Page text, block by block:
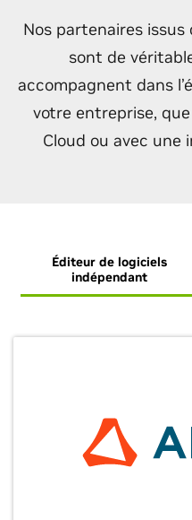
Nos partenaires issus
sont de
accompagnent dans
votre entreprise,
Cloud ou avec
Éditeur de logiciels
indépendant